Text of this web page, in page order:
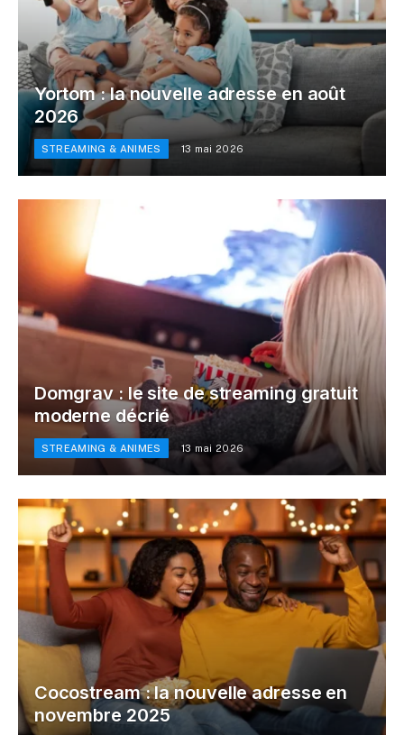
Yortom : la nouvelle adresse en août
2026
STREAMING & ANIMES 13 mai 2026
Domgrav : le site de streaming gratuit
moderne décrié
STREAMING & ANIMES 13 mai 2026
Cocostream : la nouvelle adresse en
novembre 2025